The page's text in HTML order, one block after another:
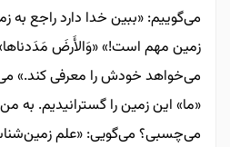
می‌گوییم: «ببین خدا دارد راجع‌
زمین مهم است!» «وَالأَرضَ
می‌خواهد خودش را معرفی کند.»
«ما» این زمین را گسترانیدیم. به
می‌چسبی؟ می‌گویی: «علم